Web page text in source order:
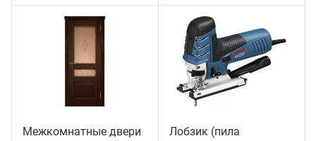
Межкомнатные двери
Лобзик (пила